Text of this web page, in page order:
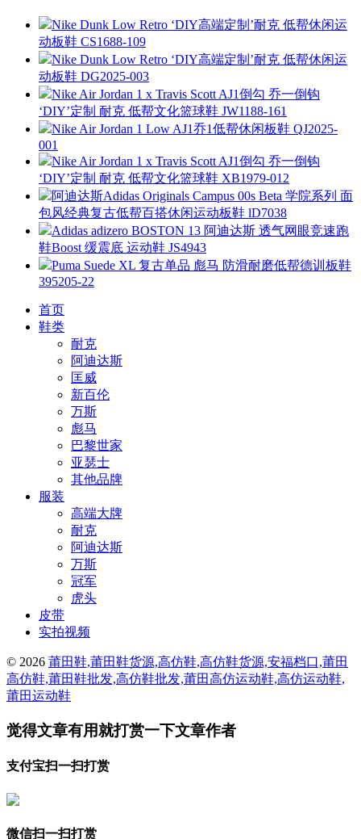
Nike Dunk Low Retro ‘DIY高端定制’耐克 低帮休闲运
动板鞋 CS1688-109
Nike Dunk Low Retro ‘DIY高端定制’耐克 低帮休闲运
动板鞋 DG2025-003
Nike Air Jordan 1 x Travis Scott AJ1倒勾 乔一倒钩
‘DIY’定制 耐克 低帮文化篮球鞋 JW1188-161
Nike Air Jordan 1 Low AJ1乔1低帮休闲板鞋 QJ2025-
001
Nike Air Jordan 1 x Travis Scott AJ1倒勾 乔一倒钩
‘DIY’定制 耐克 低帮文化篮球鞋 XB1979-012
阿迪达斯Adidas Originals Campus 00s Beta 学院系列 面
包风经典复古低帮百搭休闲运动板鞋 lD7038
Adidas adizero BOSTON 13 阿迪达斯 透气网眼竞速跑
鞋Boost 缓震底 运动鞋 JS4943
Puma Suede XL 复古单品 彪马 防滑耐磨低帮德训板鞋
395205-22
首页
鞋类
耐克
阿迪达斯
匡威
新百伦
万斯
彪马
巴黎世家
亚瑟士
其他品牌
服装
高端大牌
耐克
阿迪达斯
万斯
冠军
虎头
皮带
实拍视频
© 2026 莆田鞋,莆田鞋货源,高仿鞋,高仿鞋货源,安福档口,莆田
高仿鞋,莆田鞋批发,高仿鞋批发,莆田高仿运动鞋,高仿运动鞋,
莆田运动鞋
觉得文章有用就打赏一下文章作者
支付宝扫一扫打赏
微信扫一扫打赏